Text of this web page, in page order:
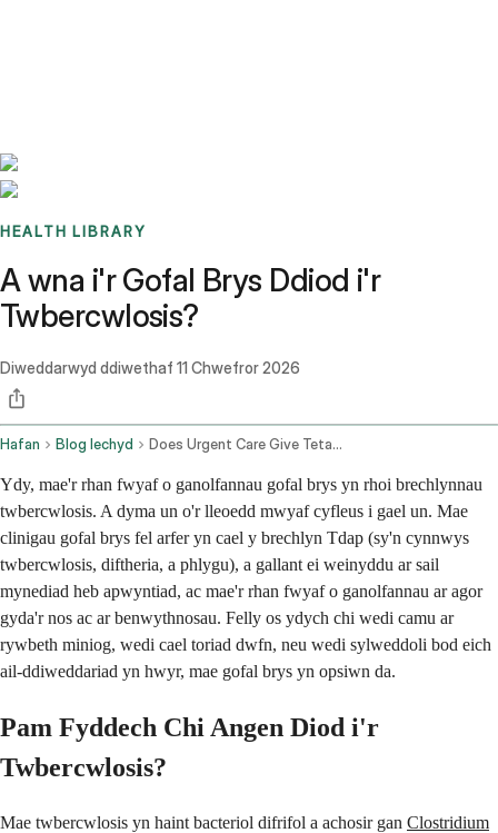
HEALTH LIBRARY
A wna i'r Gofal Brys Ddiod i'r
Twbercwlosis?
Diweddarwyd ddiwethaf 11 Chwefror 2026
Hafan Blog Iechyd Does Urgent Care Give Tetanus Shots
Ydy, mae'r rhan fwyaf o ganolfannau gofal brys yn rhoi brechlynnau
twbercwlosis. A dyma un o'r lleoedd mwyaf cyfleus i gael un. Mae
clinigau gofal brys fel arfer yn cael y brechlyn Tdap (sy'n cynnwys
twbercwlosis, diftheria, a phlygu), a gallant ei weinyddu ar sail
mynediad heb apwyntiad, ac mae'r rhan fwyaf o ganolfannau ar agor
gyda'r nos ac ar benwythnosau. Felly os ydych chi wedi camu ar
rywbeth miniog, wedi cael toriad dwfn, neu wedi sylweddoli bod eich
ail-ddiweddariad yn hwyr, mae gofal brys yn opsiwn da.
Pam Fyddech Chi Angen Diod i'r
Twbercwlosis?
Mae twbercwlosis yn haint bacteriol difrifol a achosir gan Clostridium